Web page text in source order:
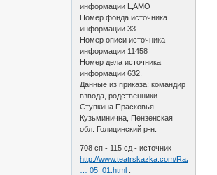
информации ЦАМО
Номер фонда источника
информации 33
Номер описи источника
информации 11458
Номер дела источника
информации 632.
Данные из приказа: командир
взвода, родственники -
Ступкина Прасковья
Кузьминична, Пензенская
обл. Голицинский р-н.
708 сп - 115 сд - источник
http://www.teatrskazka.com/Raznoe/
… 05_01.html